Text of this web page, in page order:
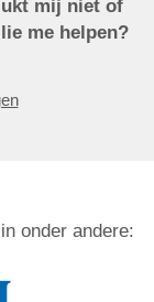
mij niet of
me helpen?
onder andere: